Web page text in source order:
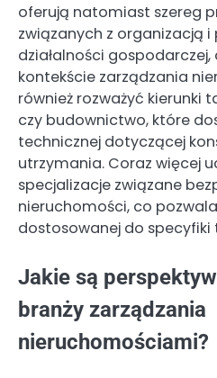
oferują natomiast szereg
związanych z organizacją
działalności
kontekście zarządzania
również rozważyć kierunki
czy budownictwo, które
technicznej dotyczącej
utrzymania. Coraz więcej
specjalizacje związane
nieruchomości, co
dostosowanej do specyfiki
Jakie są
branży zarządzania
nieruchomościami?